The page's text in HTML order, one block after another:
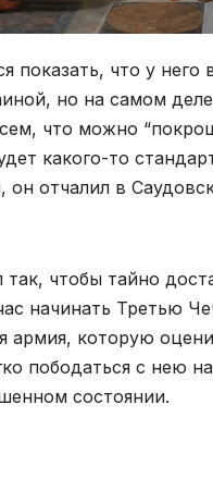
показать, что у него
но на самом
что можно
какого-то
он отчалил в
чтобы тайно
начинать Третью
армия, которую
пободаться с нею
состоянии.